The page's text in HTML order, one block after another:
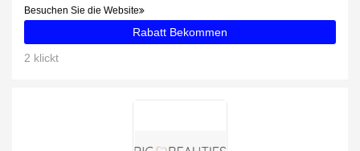
Besuchen Sie die Website
Rabatt Bekommen
2 klickt